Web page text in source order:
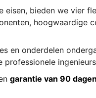
eisen, bieden we vier
hoogwaardige
en onderdelen
garantie van 90 dagen